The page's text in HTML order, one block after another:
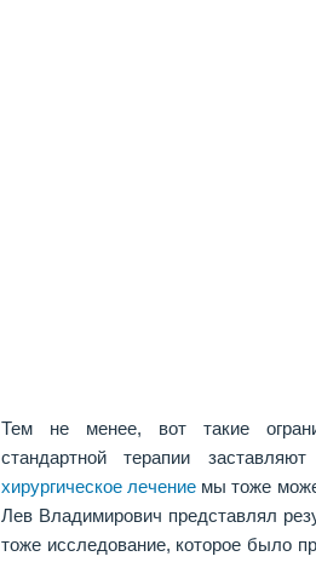
Тем не менее, вот такие
стандартной терапии
хирургическое лечение мы тоже
Лев Владимирович представлял
тоже исследование, которое было